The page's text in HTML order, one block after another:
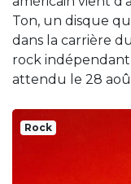
Ton, un disque
dans la carrière
rock indépendant
attendu le 28
Rock